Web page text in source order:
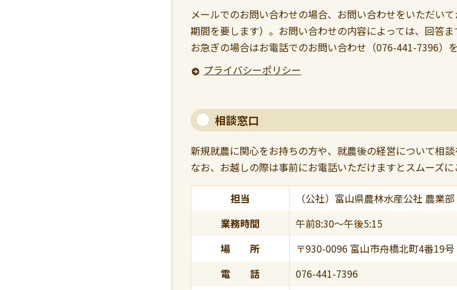
メールでのお問い合わせの場合、お問い合わせをいただい
期間を要します）。お問い合わせの内容によっては、回答
お急ぎの場合はお電話でのお問い合わせ（076-441-7396）
プライバシーポリシー
相談窓口
新規就農に関心をお持ちの方や、就農後の経営について相
なお、お越しの際は事前にお電話いただけますとスムーズに
担当
（公社）富山県農林水産公社 農業部
業務時間
午前8:30～午後5:15
場 所
〒930-0096 富山市舟橋北町4番19号
電 話
076-441-7396